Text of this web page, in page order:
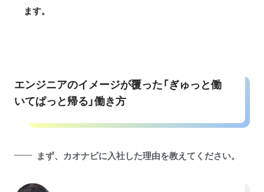
ます。
エンジニアのイメージが覆った「ぎゅっと働
いてぱっと帰る」働き方
まず、カオナビに入社した理由を教えてください。